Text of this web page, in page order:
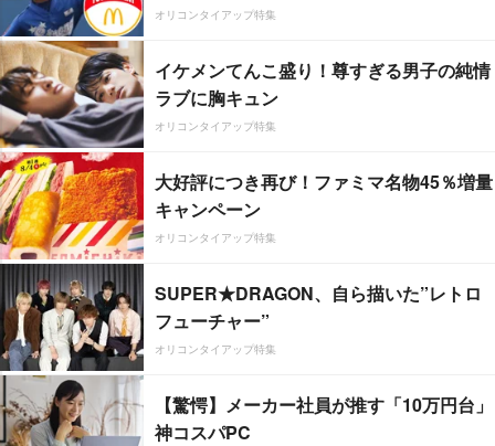
オリコンタイアップ特集
イケメンてんこ盛り！尊すぎる男子の純情
ラブに胸キュン
オリコンタイアップ特集
大好評につき再び！ファミマ名物45％増量
キャンペーン
オリコンタイアップ特集
SUPER★DRAGON、自ら描いた”レトロ
フューチャー”
オリコンタイアップ特集
【驚愕】メーカー社員が推す「10万円台」
神コスパPC